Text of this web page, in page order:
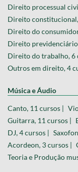
Direito processual
Direito
Direito do
Direito
Direito do trabalho, 6
Outros em direito, 4
Música e Áudio
Canto, 11 cursos |
Guitarra, 11 cursos |
DJ, 4 cursos |
Acordeon, 3 cursos |
Teoria e Produção